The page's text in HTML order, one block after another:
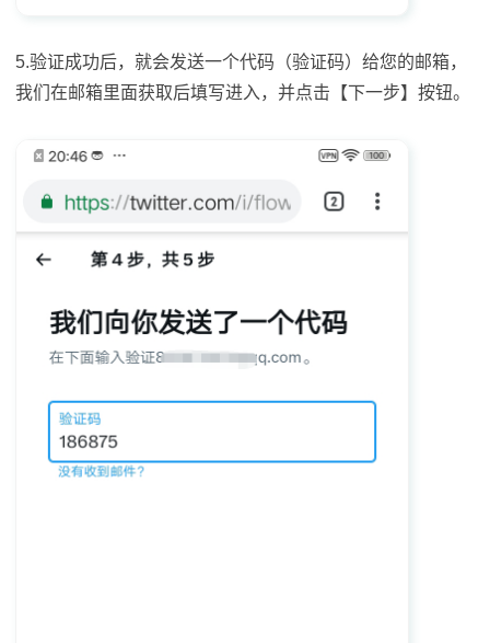
5.验证成功后，就会发送一个代码（验证码）给您的邮箱，
我们在邮箱里面获取后填写进入，并点击【下一步】按钮。